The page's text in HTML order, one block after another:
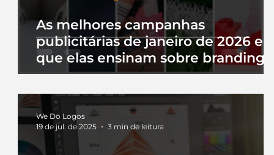
As melhores campanhas
publicitárias de janeiro de 2026 e
que elas ensinam sobre branding
We Do Logos
19 de jul. de 2025
3 min de leitura